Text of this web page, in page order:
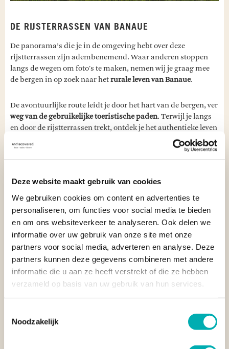
Deze website maakt gebruik van cookies
We gebruiken cookies om content en advertenties te
personaliseren, om functies voor social media te bieden
en om ons websiteverkeer te analyseren. Ook delen we
informatie over uw gebruik van onze site met onze
partners voor social media, adverteren en analyse. Deze
partners kunnen deze gegevens combineren met andere
informatie die u aan ze heeft verstrekt of die ze hebben
verzameld op basis van uw gebruik van hun services.
Noodzakelijk
DE RIJSTERRASSEN VAN BANAUE
De panorama’s die je in de omgeving hebt over deze
rijstterrassen zijn adembenemend. Waar anderen stoppen
langs de wegen om foto's te maken, nemen wij je graag mee
de bergen in op zoek naar hetrurale leven van Banaue.
De avontuurlijke route leidt je door het hart van de bergen, ver
weg van de gebruikelijke toeristische paden. Terwijl je langs
en door de rijstterrassen trekt, ontdek je het authentieke leven
van Banaue. Je bezoekt pittoreske dorpjes en maakt kennis
met de Ifugao-stam, die je met open armen ontvangt en je laat
deelnemen aan hun dagelijkse rituelen en tradities.
Tip van reisspecialist Julia:"De nabijgelegen
groenteterrassen van de Benguet Provincie zijn minstens zo
indrukwekkend en volgens zeggen maar liefst tweemaal zo
groot! De Cordillera, de bergketen die dwars door Luzon reikt,
is gigantisch groot. Diverse dorpjes bieden elk hun eigen
redenen om een bezoek aan te brengen."
ACCOMMODATIE IN BANAUE
Voor een spectaculair uitzicht op de rijstterrassen van Banaue
verblijf je bijBanaue Grand View Hotel. Dit hotel bevindt zich
wordt met een onvergetelijk uitzicht op de groene vallei. Er is